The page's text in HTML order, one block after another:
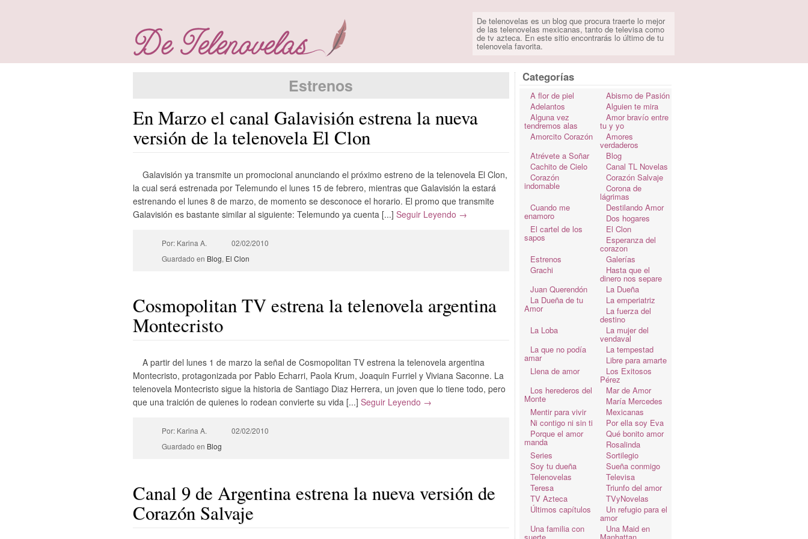
De telenovelas es un blog que procura traerte lo mejor
de las telenovelas mexicanas, tanto de televisa como
de tv azteca. En este sitio encontrarás lo último de tu
telenovela favorita.
Estrenos
En Marzo el canal Galavisión estrena la nueva
versión de la telenovela El Clon
Galavisión ya transmite un promocional anunciando el próximo estreno de la telenovela El Clon,
la cual será estrenada por Telemundo el lunes 15 de febrero, mientras que Galavisión la estará
estrenando el lunes 8 de marzo, de momento se desconoce el horario. El promo que transmite
Galavisión es bastante similar al siguiente: Telemundo ya cuenta [...]Seguir Leyendo →
Por: Karina A.
02/02/2010
Guardado en Blog, El Clon
Cosmopolitan TV estrena la telenovela argentina
Montecristo
A partir del lunes 1 de marzo la señal de Cosmopolitan TV estrena la telenovela argentina
Montecristo, protagonizada por Pablo Echarri, Paola Krum, Joaquin Furriel y Viviana Saconne. La
telenovela Montecristo sigue la historia de Santiago Diaz Herrera, un joven que lo tiene todo, pero
que una traición de quienes lo rodean convierte su vida [...]Seguir Leyendo →
Por: Karina A.
02/02/2010
Guardado en Blog
Canal 9 de Argentina estrena la nueva versión de
Corazón Salvaje
Categorías
A flor de piel
Abismo de Pasión
Adelantos
Alguien te mira
Alguna vez
tendremos alas
Amor bravío entre
tu y yo
Amorcito Corazón
Amores
verdaderos
Atrévete a Soñar
Blog
Cachito de Cielo
Canal TL Novelas
Corazón
indomable
Corazón Salvaje
Corona de
lágrimas
Cuando me
enamoro
Destilando Amor
Dos hogares
El cartel de los
sapos
El Clon
Esperanza del
corazon
Estrenos
Galerías
Grachi
Hasta que el
dinero nos separe
Juan Querendón
La Dueña
La Dueña de tu
Amor
La emperiatriz
La fuerza del
destino
La Loba
La mujer del
vendaval
La que no podía
amar
La tempestad
Libre para amarte
Llena de amor
Los Exitosos
Pérez
Los herederos del
Monte
Mar de Amor
María Mercedes
Mentir para vivir
Mexicanas
Ni contigo ni sin ti
Por ella soy Eva
Porque el amor
manda
Qué bonito amor
Rosalinda
Series
Sortilegio
Soy tu dueña
Sueña conmigo
Telenovelas
Televisa
Teresa
Triunfo del amor
TV Azteca
TVyNovelas
Últimos capítulos
Un refugio para el
amor
Una familia con
Una Maid en